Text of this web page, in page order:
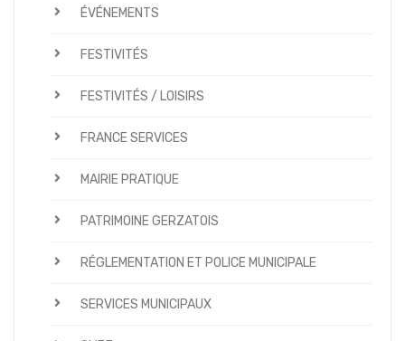
ÉVÉNEMENTS
FESTIVITÉS
FESTIVITÉS / LOISIRS
FRANCE SERVICES
MAIRIE PRATIQUE
PATRIMOINE GERZATOIS
RÉGLEMENTATION ET POLICE MUNICIPALE
SERVICES MUNICIPAUX